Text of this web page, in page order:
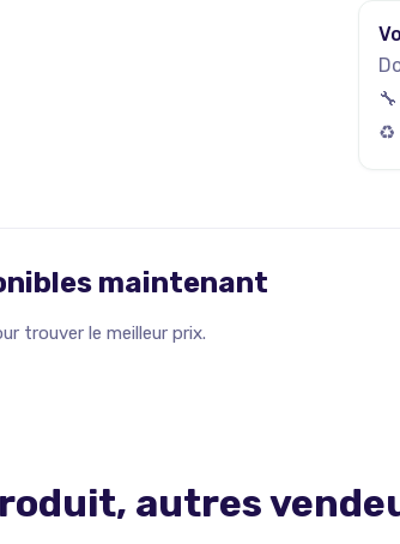
♻️
maintenant
trouver le meilleur prix.
autres